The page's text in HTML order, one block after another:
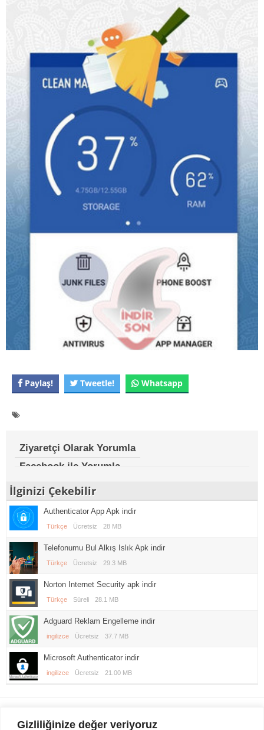
Gizliliğinize değer veriyoruz
Paylaş! Tweetle! Whatsapp
Ziyaretçi Olarak Yorumla
Facebook ile Yorumla
İlginizi Çekebilir
Authenticator App Apk indir
Türkçe Ücretsiz 28 MB
Telefonumu Bul Alkış Islık Apk indir
Türkçe Ücretsiz 29.3 MB
Norton Internet Security apk indir
Türkçe Süreli 28.1 MB
Adguard Reklam Engelleme indir
ingilizce Ücretsiz 37.7 MB
Microsoft Authenticator indir
ingilizce Ücretsiz 21.00 MB
Gezi Seyahat indirvip apk